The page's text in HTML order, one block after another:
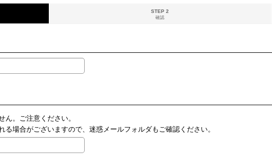
STEP 2
確認
ん。ご注意ください。
場合がございますので、迷惑メールフォルダもご確認ください。